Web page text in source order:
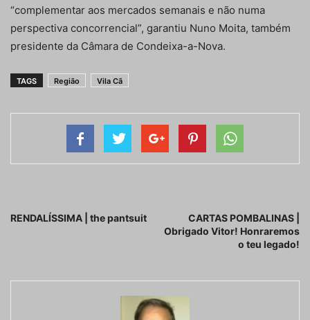
“complementar aos mercados semanais e não numa
perspectiva concorrencial”, garantiu Nuno Moita, também
presidente da Câmara de Condeixa-a-Nova.
TAGS Região Vila Cã
RENDALÍSSIMA | the pantsuit
CARTAS POMBALINAS |
Obrigado Vitor! Honraremos
o teu legado!